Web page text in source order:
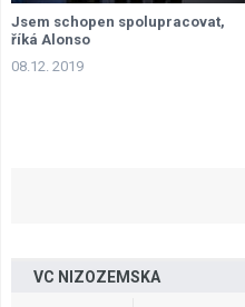
Jsem schopen spolupracovat,
říká Alonso
08.12. 2019
VC NIZOZEMSKA